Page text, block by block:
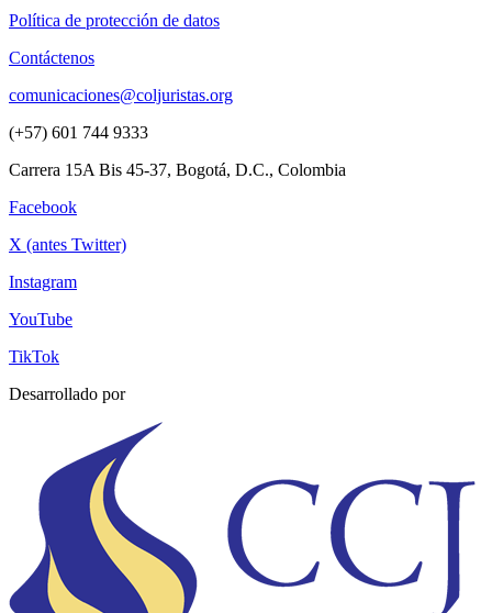
Política de protección de datos
Contáctenos
comunicaciones@coljuristas.org
(+57) 601 744 9333
Carrera 15A Bis 45-37, Bogotá, D.C., Colombia
Facebook
X (antes Twitter)
Instagram
YouTube
TikTok
Desarrollado por